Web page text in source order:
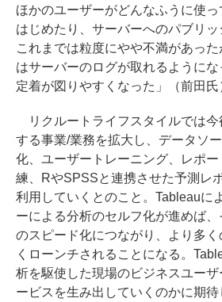
ほかのユーザーがどんなふうに使っ
はじめたり、サーバーへのパブリッ
これまでは粒度にやや不満があっ
はサーバーのログが取れるように
定着が図りやすくなった」（前田氏
リクルートライフスタイルでは今
する事業/業務を拡大し、データソ
化、ユーザートレーニング、レポ
練、RやSPSSと連携させた予測レ
利用していくとのこと。Tableauに
ーによる分析のセルフ化が進めば
のスピード化につながり、より多
くローンチされることになる。
析を駆使した現場のビジネスユー
ービスを生み出していくのかに期待